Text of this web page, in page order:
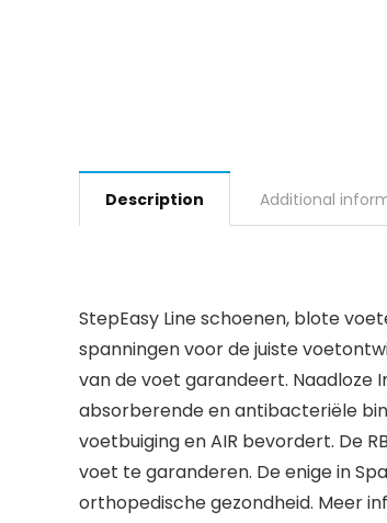
Description Additional
StepEasy Line schoenen, blote
spanningen voor de juiste
van de voet garandeert. Naadloze
absorberende en antibacteriële
voetbuiging en AIR bevordert. De
voet te garanderen. De enige in
orthopedische gezondheid. Meer